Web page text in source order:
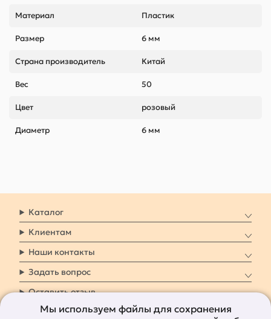
Материал Пластик
Размер 6 мм
Страна производитель Китай
Вес 50
Цвет розовый
Диаметр 6 мм
Каталог
Клиентам
Наши контакты
Задать вопрос
Оставить отзыв
Мы используем файлы для сохранения